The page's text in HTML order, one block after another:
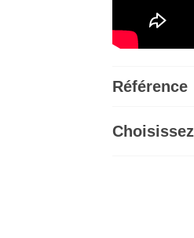
Référence